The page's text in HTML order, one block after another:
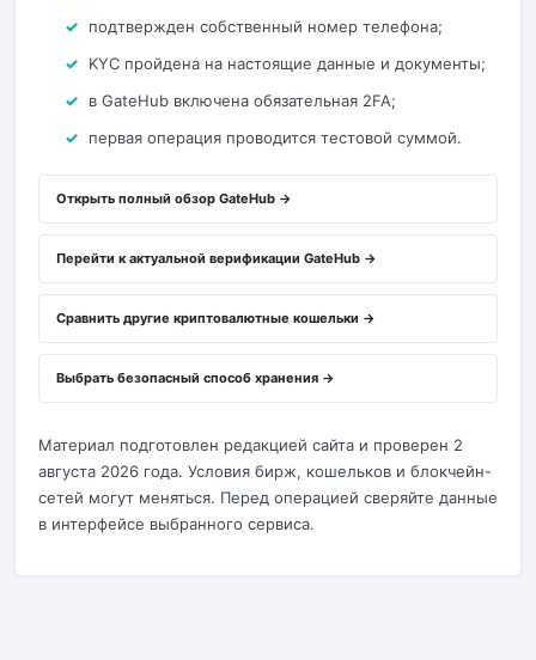
подтвержден собственный номер телефона;
KYC пройдена на настоящие данные и документы;
в GateHub включена обязательная 2FA;
первая операция проводится тестовой суммой.
Открыть полный обзор GateHub →
Перейти к актуальной верификации GateHub →
Сравнить другие криптовалютные кошельки →
Выбрать безопасный способ хранения →
Материал подготовлен редакцией сайта и проверен 2
августа 2026 года. Условия бирж, кошельков и блокчейн-
сетей могут меняться. Перед операцией сверяйте данные
в интерфейсе выбранного сервиса.